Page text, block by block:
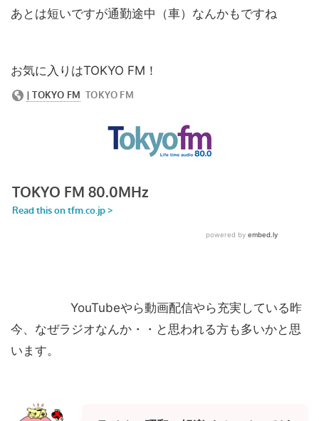
あとは短いですが通勤途中（車）なんかもですね
お気に入りはTOKYO FM！
YouTubeやら動画配信やら充実している昨
今、なぜラジオなんか・・と思われる方も多いかと思
います。